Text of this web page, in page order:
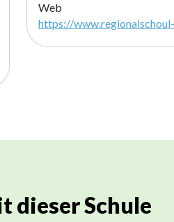
Web
https://
dieser Schule